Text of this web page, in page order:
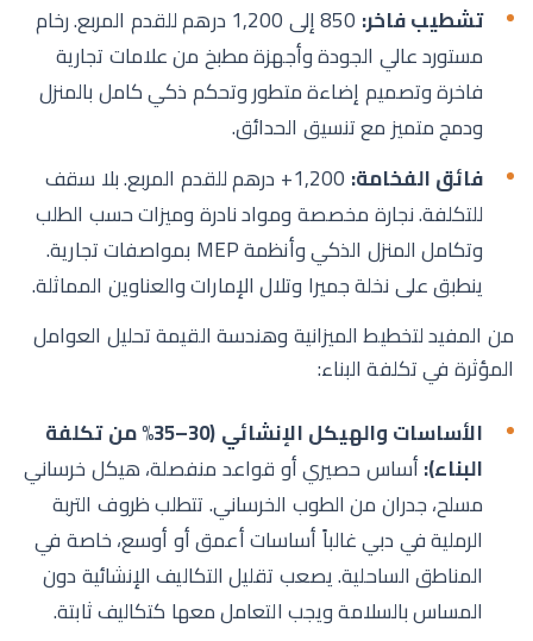
تشطيب فاخر:
850 إلى 1,200 درهم للقدم المربع. رخام
مستورد عالي الجودة وأجهزة مطبخ من علامات تجارية
فاخرة وتصميم إضاءة متطور وتحكم ذكي كامل بالمنزل
ودمج متميز مع تنسيق الحدائق.
فائق الفخامة:
1,200+ درهم للقدم المربع. بلا سقف
للتكلفة. نجارة مخصصة ومواد نادرة وميزات حسب الطلب
وتكامل المنزل الذكي وأنظمة MEP بمواصفات تجارية.
ينطبق على نخلة جميرا وتلال الإمارات والعناوين المماثلة.
من المفيد لتخطيط الميزانية وهندسة القيمة تحليل العوامل
المؤثرة في تكلفة البناء:
الأساسات والهيكل الإنشائي (30–35% من تكلفة
البناء):أساس حصيري أو قواعد منفصلة، هيكل خرساني
مسلح، جدران من الطوب الخرساني. تتطلب ظروف التربة
الرملية في دبي غالباً أساسات أعمق أو أوسع، خاصة في
المناطق الساحلية. يصعب تقليل التكاليف الإنشائية دون
المساس بالسلامة ويجب التعامل معها كتكاليف ثابتة.